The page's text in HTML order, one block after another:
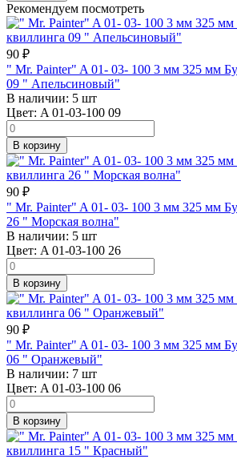
Рекомендуем посмотреть
90 ₽
" Mr. Painter" A 01- 03- 100 3 мм 325 мм
09 " Апельсиновый"
В наличии: 5 шт
Цвет: A 01-03-100 09
В корзину
90 ₽
" Mr. Painter" A 01- 03- 100 3 мм 325 мм
26 " Морская волна"
В наличии: 5 шт
Цвет: A 01-03-100 26
В корзину
90 ₽
" Mr. Painter" A 01- 03- 100 3 мм 325 мм
06 " Оранжевый"
В наличии: 7 шт
Цвет: A 01-03-100 06
В корзину